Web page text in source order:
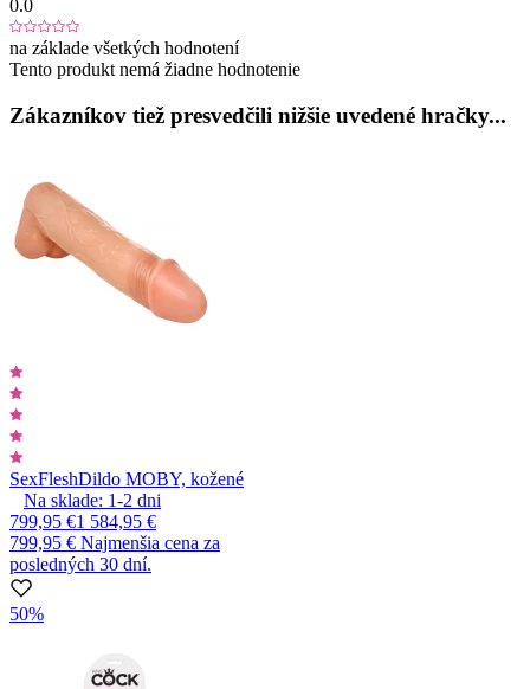
0.0
na základe všetkých hodnotení
Tento produkt nemá žiadne hodnotenie
Zákazníkov tiež presvedčili nižšie uvedené hračky...
SexFleshDildo MOBY, kožené
Na sklade: 1-2 dni
799,95 €1 584,95 €
799,95 € Najmenšia cena za
posledných 30 dní.
50%